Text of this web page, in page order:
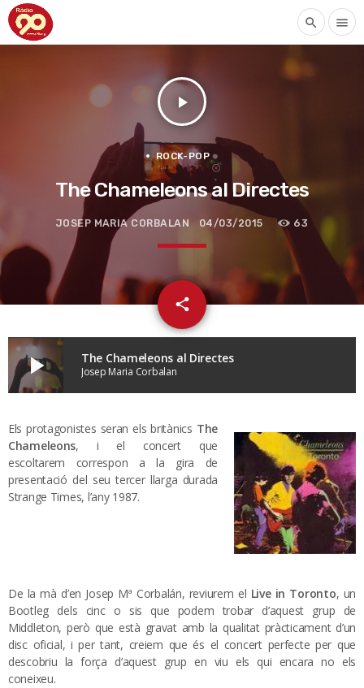
search menu
play_arrow
ROCK-POP
The Chameleons al Directes
JOSEP MARIA CORBALAN 04/03/2015 63
share
email
play_arrow The Chameleons al Directes
Josep Maria Corbalan
Els protagonistes seran els britànics The
Chameleons, i el concert que
escoltarem correspon a la gira de
presentació del seu tercer llarga durada
Strange Times, l’any 1987.
De la mà d’en Josep Mª Corbalán, reviurem el Live in Toronto, un
Bootleg dels cinc o sis que podem trobar d’aquest grup de
Middleton, però que està gravat amb la qualitat pràcticament d’un
disc oficial, i per tant, creiem que és el concert perfecte per que
descobriu la força d’aquest grup en viu els qui encara no els
coneixeu.